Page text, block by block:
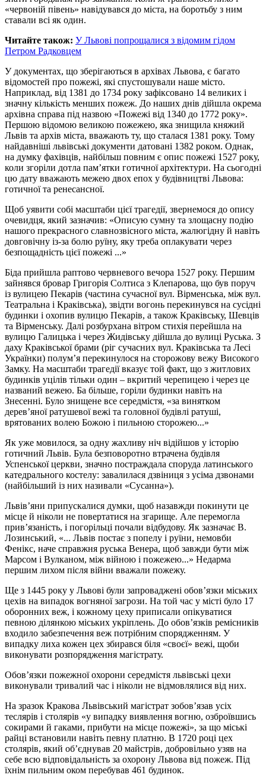
«червоній півень» навідувався до міста, на боротьбу з ним
ставали всі як один.
Читайте також: У Львові попрощалися з відомим гідом
Петром Радковцем
У документах, що зберігаються в архівах Львова, є багато
відомостей про пожежі, які спустошували наше місто.
Наприклад, від 1381 до 1734 року зафіксовано 14 великих і
значну кількість менших пожеж. До наших днів дійшла окрема
архівна справа під назвою «Пожежі від 1340 до 1772 року».
Першою відомою великою пожежею, яка знищила княжий
Львів та архів міста, вважають ту, що сталася 1381 року. Тому
найдавніші львівські документи датовані 1382 роком. Однак,
на думку фахівців, найбільш повним є опис пожежі 1527 року,
коли згоріли дотла пам’ятки готичної архітектури. На сьогодні
цю дату вважають межею двох епох у будівництві Львова:
готичної та ренесансної.
Щоб уявити собі масштаби цієї трагедії, звернемося до опису
очевидця, який зазначив: «Описую сумну та злощасну подію
нашого прекрасного славнозвісного міста, жалюгідну й навіть
довговічну із-за болю руїну, яку треба оплакувати через
безпощадність цієї пожежі ...»
Біда прийшла раптово червневого вечора 1527 року. Першим
зайнявся бровар Григорія Солтиса з Клепарова, що був поруч
із вулицею Пекарів (частина сучасної вул. Вірменська, між вул.
Театральна і Краківська), звідти вогонь перекинувся на сусідні
будинки і охопив вулицю Пекарів, а також Краківську, Шевців
та Вірменську. Далі розбурхана вітром стихія перейшла на
вулицю Галицька і через Жидівську дійшла до вулиці Руська. З
даху Краківської брами (ріг сучасних вул. Краківська та Лесі
Українки) полум’я перекинулося на сторожову вежу Високого
Замку. На масштаби трагедії вказує той факт, що з житлових
будинків уцілів тільки один – вкритий черепицею і через це
названий вежею. Ба більше, горіли будинки навіть на
Знесенні. Було знищене все середмістя, «за винятком
дерев’яної ратушевої вежі та головної будівлі ратуші,
врятованих волею Божою і пильною сторожею...»
Як уже мовилося, за одну жахливу ніч відійшов у історію
готичний Львів. Була безповоротно втрачена будівля
Успенської церкви, значно постраждала споруда латинського
катедрального костелу: завалилася дзвіниця з усіма дзвонами
(найбільший із них називали «Сусанна»).
Львів’яни припускалися думки, щоб назавжди покинути це
місце й ніколи не повертатися на згарище. Але перемогла
прив’язаність, і погорільці почали відбудову. Як зазначає В.
Лозинський, «... Львів постає з попелу і руїни, немовби
Фенікс, наче справжня руська Венера, щоб завжди бути між
Марсом і Вулканом, між війною і пожежею...» Недарма
першим лихом після війни вважали пожежу.
Ще з 1445 року у Львові були запроваджені обов’язки міських
цехів на випадок вогняної загрози. На той час у місті було 17
оборонних веж, і кожному цеху приписали опікуватися
певною ділянкою міських укріплень. До обов’язків ремісників
входило забезпечення веж потрібним спорядженням. У
випадку лиха кожен цех збирався біля «своєї» вежі, щоби
виконувати розпорядження магістрату.
Обов’язки пожежної охорони середмістя львівські цехи
виконували тривалий час і ніколи не відмовлялися від них.
На зразок Кракова Львівський магістрат зобов’язав усіх
теслярів і столярів «у випадку виявлення вогню, озброївшись
сокирами й гаками, прибути на місце пожежі», за що міські
райці встановили навіть певну платню. В 1720 році цех
столярів, який об’єднував 20 майстрів, добровільно узяв на
себе всю відповідальність за охорону Львова від пожеж. Під
їхнім пильним оком перебував 461 будинок.